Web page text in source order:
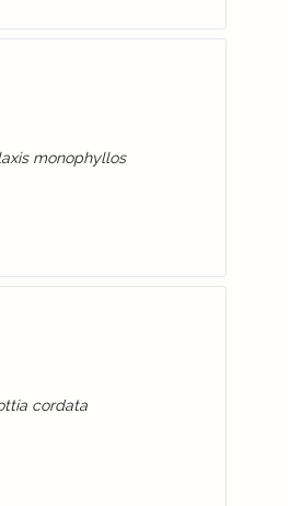
monophyllos
cordata